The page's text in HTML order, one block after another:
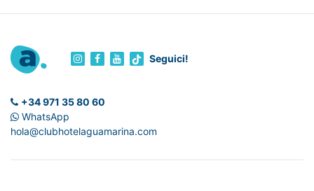
Seguici!
+34 971 35 80 60
WhatsApp
hola@clubhotelaguamarina.com